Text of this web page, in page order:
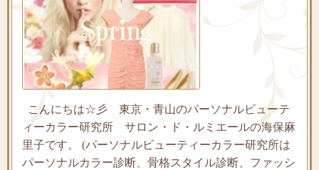
こんにちは☆彡 東京・青山のパーソナルビューテ
ィーカラー研究所 サロン・ド・ルミエールの海保麻
里子です。 (パーソナルビューティーカラー研究所は
パーソナルカラー診断、骨格スタイル診断、ファッシ